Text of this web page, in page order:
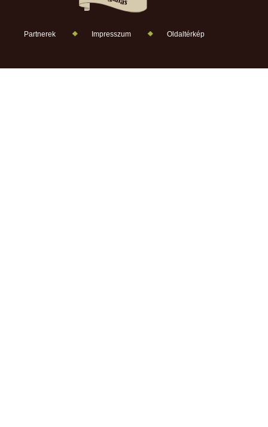
Partnerek Impresszum Oldaltérkép